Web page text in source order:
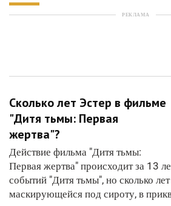
РЕКЛАМА
Сколько лет Эстер в фильме
"Дитя тьмы: Первая
жертва"?
Действие фильма "Дитя тьмы:
Первая жертва" происходит за 13
событий "Дитя тьмы", но сколько
маскирующейся под сироту, в